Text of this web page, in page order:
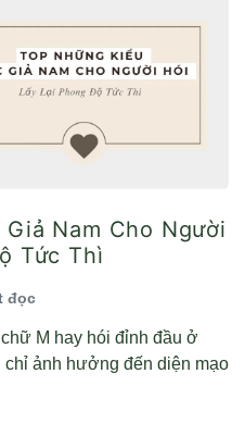
Nam Cho Người
Tức Thì
đọc
M hay hói đỉnh đầu ở
ảnh hưởng đến diện mạo